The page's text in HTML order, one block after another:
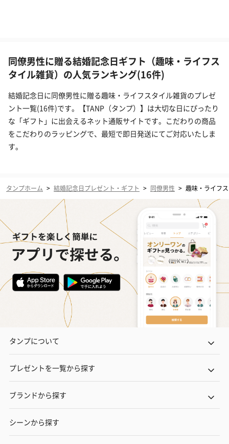
同僚男性に贈る結婚記念日ギフト（趣味・ライフス
タイル雑貨）の人気ランキング(16件)
結婚記念日に同僚男性に贈る趣味・ライフスタイル雑貨のプレゼ
ント一覧(16件)です。【TANP（タンプ）】は大切な日にぴったり
な「ギフト」に出会えるネット通販サイトです。こだわりの商品
をこだわりのラッピングで、最短で即日発送にてご対応いたしま
す。
タンプホーム > 結婚記念日プレゼント・ギフト > 同僚男性 > 趣味・ライフ
タンプについて
プレゼントを一覧から探す
ブランドから探す
シーンから探す